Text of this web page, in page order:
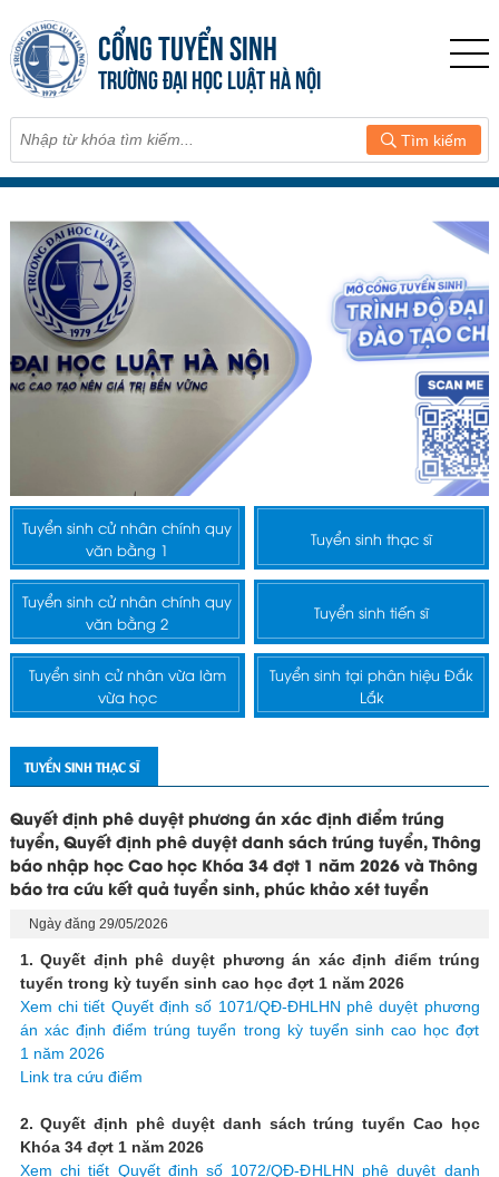
CỔNG TUYỂN SINH
TRƯỜNG ĐẠI HỌC LUẬT HÀ NỘI
Tìm kiếm
Tuyển sinh cử nhân chính quy
văn bằng 1
Tuyển sinh thạc sĩ
Tuyển sinh cử nhân chính quy
văn bằng 2
Tuyển sinh tiến sĩ
Tuyển sinh cử nhân vừa làm
vừa học
Tuyển sinh tại phân hiệu Đắk
Lắk
TUYỂN SINH THẠC SĨ
Quyết định phê duyệt phương án xác định điểm trúng
tuyển, Quyết định phê duyệt danh sách trúng tuyển, Thông
báo nhập học Cao học Khóa 34 đợt 1 năm 2026 và Thông
báo tra cứu kết quả tuyển sinh, phúc khảo xét tuyển
Ngày đăng 29/05/2026
1. Quyết định phê duyệt phương án xác định điểm trúng
tuyển trong kỳ tuyển sinh cao học đợt 1 năm 2026
Xem chi tiết Quyết định số 1071/QĐ-ĐHLHN phê duyệt phương
án xác định điểm trúng tuyển trong kỳ tuyển sinh cao học đợt
1 năm 2026
Link tra cứu điểm
2. Quyết định phê duyệt danh sách trúng tuyển Cao học
Khóa 34 đợt 1 năm 2026
Xem chi tiết Quyết định số 1072/QĐ-ĐHLHN phê duyệt danh